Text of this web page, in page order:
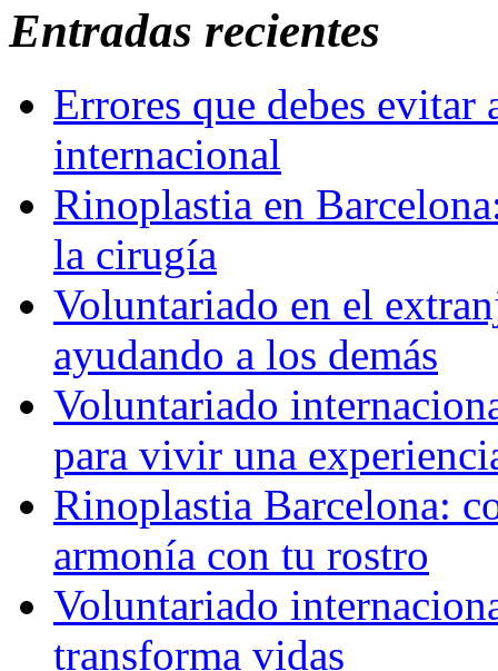
Entradas recientes
Errores que debes
internacional
Rinoplastia en
la cirugía
Voluntariado en el
ayudando a los demás
Voluntariado
para vivir una
Rinoplastia Barcelona:
armonía con tu rostro
Voluntariado
transforma vidas